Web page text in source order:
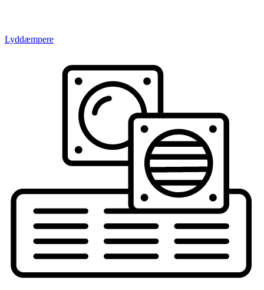
Lyddæmpere